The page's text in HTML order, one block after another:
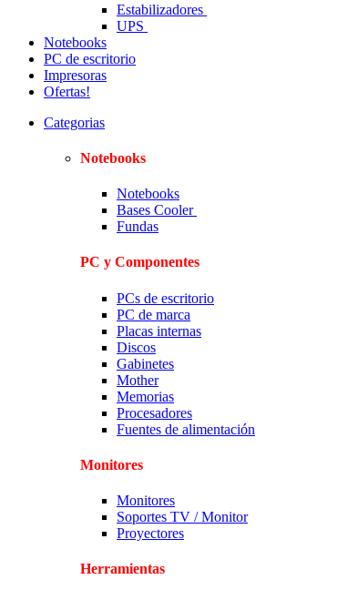
Estabilizadores
UPS
Notebooks
PC de escritorio
Impresoras
Ofertas!
Categorias
Notebooks
Notebooks
Bases Cooler
Fundas
PC y Componentes
PCs de escritorio
PC de marca
Placas internas
Discos
Gabinetes
Mother
Memorias
Procesadores
Fuentes de alimentación
Monitores
Monitores
Soportes TV / Monitor
Proyectores
Herramientas